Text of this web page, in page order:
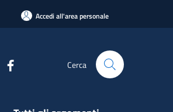
Accedi all'area personale
Cerca